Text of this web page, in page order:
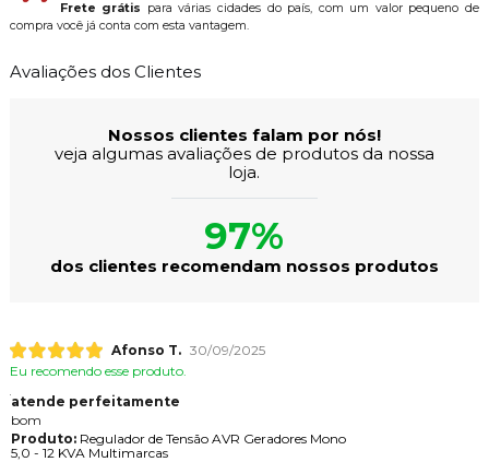
Frete grátis para várias cidades do país, com um valor pequeno de
compra você já conta com esta vantagem.
Avaliações dos Clientes
Nossos clientes falam por nós!
veja algumas avaliações de produtos da nossa
loja.
97%
dos clientes recomendam nossos produtos
Afonso T. 30/09/2025
Eu recomendo esse produto.
atende perfeitamente
bom
Produto:Regulador de Tensão AVR Geradores Mono
5,0 - 12 KVA Multimarcas